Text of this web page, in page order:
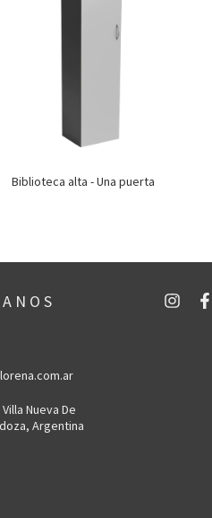
Biblioteca alta - Una puerta
N O S
Nueva De
Argentina